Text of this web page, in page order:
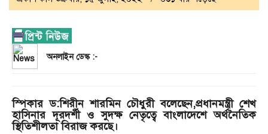
অনলাইন ডেস্ক :-
স্পিকার ড:শিরীন শারমিন চৌধুরী বলেছেন,প্রধানমন্ত্রী শেখ
হাসিনার দূরদর্শী ও সুদক্ষ নেতৃত্বে বাংলাদেশে অর্থনৈতিক
স্থিতিশীলতা বিরাজ করছে।